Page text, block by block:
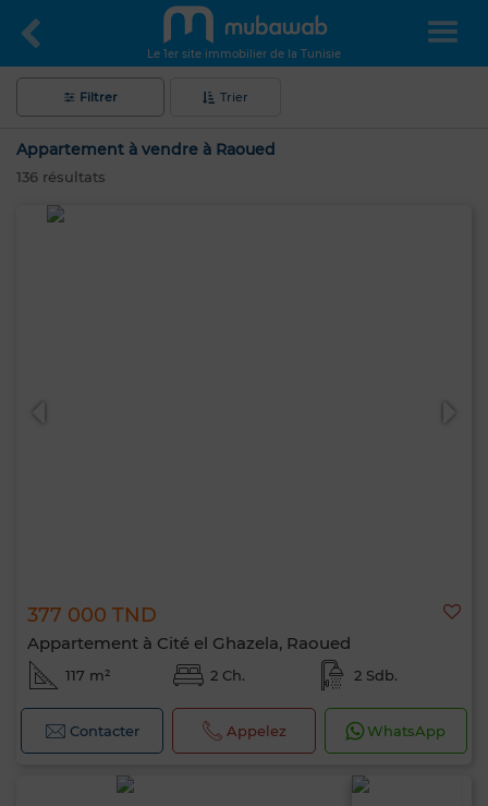
Le 1er site immobilier de la Tunisie
Filtrer Trier
Appartement à vendre à Raoued
136 résultats
377 000 TND
Appartement à Cité el Ghazela, Raoued
117 m² 2 Ch. 2 Sdb.
Contacter Appelez WhatsApp